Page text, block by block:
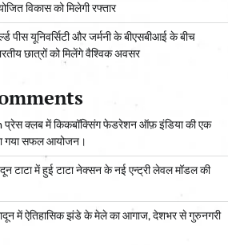
विकास को मिलेगी रफ्तार
पीस यूनिवर्सिटी और जर्मनी के बीएसबीआई के बीच
छात्रों को मिलेंगे वैश्विक अवसर
प्रेस क्लब में किकबॉक्सिंग फेडरेशन ऑफ़ इंडिया की एक
गया सफल आयोजन।
दून टाटा में हुई टाटा नेक्सन के नई एन्ट्री लेवल मॉडल की
में ऐतिहासिक झंडे के मेले का आगाज, देशभर से गुरुनगरी